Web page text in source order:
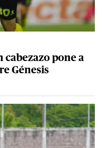
cabezazo pone a
Génesis